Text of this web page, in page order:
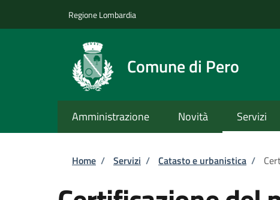
Regione Lombardia
Comune di Pero
Amministrazione Novità Servizi
Briciole di pane
Home / Servizi / Catasto e urbanistica /